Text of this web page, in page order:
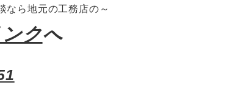
なら地元の工務店の～
クへ